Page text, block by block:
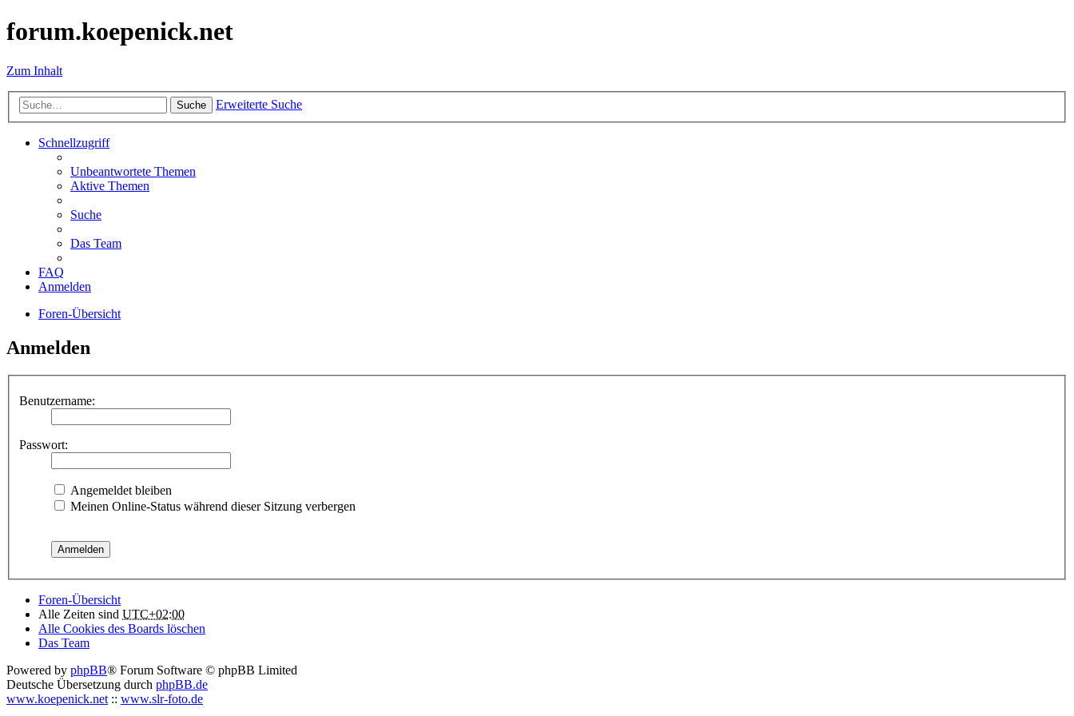
forum.koepenick.net
Zum Inhalt
Suche Erweiterte Suche
Schnellzugriff
Unbeantwortete Themen
Aktive Themen
Suche
Das Team
FAQ
Anmelden
Foren-Übersicht
Anmelden
Benutzername:
Passwort:
Angemeldet bleiben
Meinen Online-Status während dieser Sitzung verbergen
Foren-Übersicht
Alle Zeiten sind UTC+02:00
Alle Cookies des Boards löschen
Das Team
Powered by phpBB® Forum Software © phpBB Limited
Deutsche Übersetzung durch phpBB.de
www.koepenick.net :: www.slr-foto.de